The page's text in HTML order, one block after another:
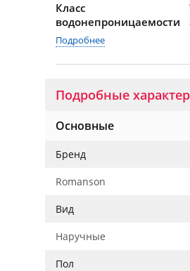
Класс
водонепроницаемости
Подробнее
Подробные
Основные
Бренд
Romanson
Вид
Наручные
Пол